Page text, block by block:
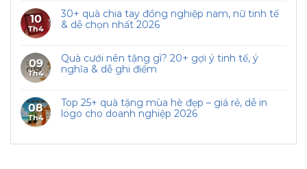
10
Th4
30+ quà chia tay đồng nghiệp nam, nữ tinh tế
& dễ chọn nhất 2026
09
Th4
Quà cưới nên tặng gì? 20+ gợi ý tinh tế, ý
nghĩa & dễ ghi điểm
08
Th4
Top 25+ quà tặng mùa hè đẹp – giá rẻ, dễ in
logo cho doanh nghiệp 2026